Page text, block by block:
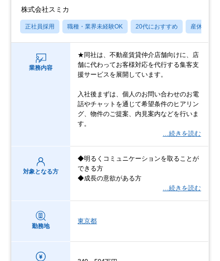
株式会社スミカ
正社員採用 職種・業界未経験OK 20代におすすめ 産休・育
業務内容
★同社は、不動産賃貸仲介店舗向けに、店
舗に代わってお客様対応を代行する集客支
援サービスを展開しています。
入社後まずは、個人のお問い合わせのお電
話やチャットを通じて希望条件のヒアリン
グ、物件のご提案、内見案内などを行いま
す。
…続きを読む
対象となる方
◆明るくコミュニケーションを取ることが
できる方
◆成長の意欲がある方
…続きを読む
勤務地
東京都